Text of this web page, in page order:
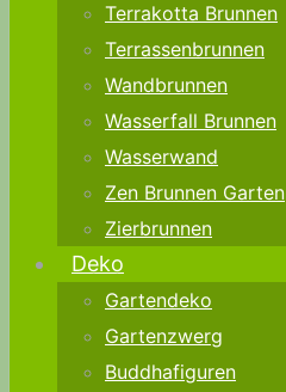
Terrakotta Brunnen
Terrassenbrunnen
Wandbrunnen
Wasserfall Brunnen
Wasserwand
Zen Brunnen Garten
Zierbrunnen
Deko
Gartendeko
Gartenzwerg
Buddhafiguren